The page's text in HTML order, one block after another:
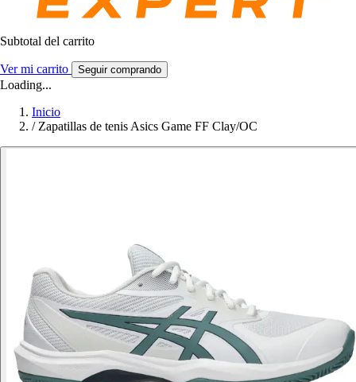
Subtotal del carrito
Ver mi carrito Seguir comprando
Loading...
Inicio
/ Zapatillas de tenis Asics Game FF Clay/OC